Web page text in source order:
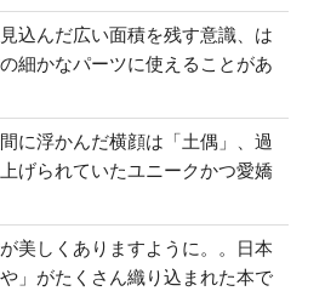
込んだ広い面積を残す意識、は
細かなパーツに使えることがあ
に浮かんだ横顔は「土偶」、過
げられていたユニークかつ愛嬌
美しくありますように。。日本
」がたくさん織り込まれた本で